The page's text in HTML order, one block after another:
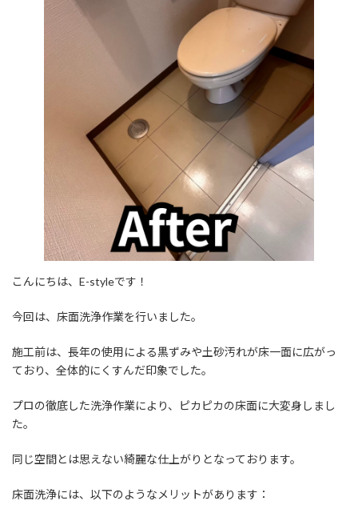
こんにちは、E-styleです！
今回は、床面洗浄作業を行いました。
施工前は、長年の使用による黒ずみや土砂汚れが床一面に広がっ
ており、全体的にくすんだ印象でした。
プロの徹底した洗浄作業により、ピカピカの床面に大変身しまし
た。
同じ空間とは思えない綺麗な仕上がりとなっております。
床面洗浄には、以下のようなメリットがあります：